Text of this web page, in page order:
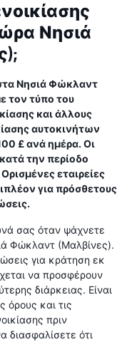
Νησιά
Νησιά Φώκλαντ
τον τύπο του
και άλλους
αυτοκινήτων
£ ανά ημέρα. Οι
την περίοδο
εταιρείες
για πρόσθετους
σας όταν ψάχνετε
Φώκλαντ (Μαλβίνες).
για κράτηση εκ
να προσφέρουν
διάρκειας. Είναι
όρους και τις
πριν
διασφαλίσετε ότι